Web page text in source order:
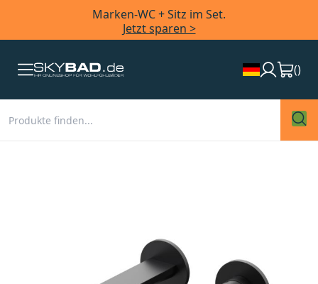
Marken-WC + Sitz im Set.
Jetzt sparen >
()